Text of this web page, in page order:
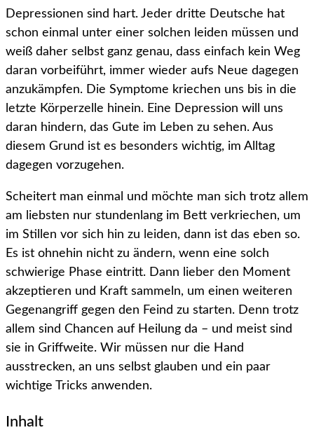
Depressionen sind hart. Jeder dritte Deutsche hat
schon einmal unter einer solchen leiden müssen und
weiß daher selbst ganz genau, dass einfach kein Weg
daran vorbeiführt, immer wieder aufs Neue dagegen
anzukämpfen. Die Symptome kriechen uns bis in die
letzte Körperzelle hinein. Eine Depression will uns
daran hindern, das Gute im Leben zu sehen. Aus
diesem Grund ist es besonders wichtig, im Alltag
dagegen vorzugehen.
Scheitert man einmal und möchte man sich trotz allem
am liebsten nur stundenlang im Bett verkriechen, um
im Stillen vor sich hin zu leiden, dann ist das eben so.
Es ist ohnehin nicht zu ändern, wenn eine solch
schwierige Phase eintritt. Dann lieber den Moment
akzeptieren und Kraft sammeln, um einen weiteren
Gegenangriff gegen den Feind zu starten. Denn trotz
allem sind Chancen auf Heilung da – und meist sind
sie in Griffweite. Wir müssen nur die Hand
ausstrecken, an uns selbst glauben und ein paar
wichtige Tricks anwenden.
Inhalt